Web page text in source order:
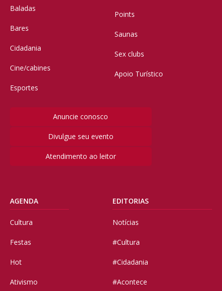
Baladas
Bares
Cidadania
Cine/cabines
Esportes
Points
Saunas
Sex clubs
Apoio Turístico
Anuncie conosco
Divulgue seu evento
Atendimento ao leitor
AGENDA
Cultura
Festas
Hot
Ativismo
EDITORIAS
Notícias
#Cultura
#Cidadania
#Acontece